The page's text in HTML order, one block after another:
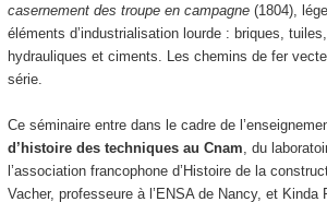
casernement des troupe en campagne(1804),
éléments d’industrialisation lourde : briques,
hydrauliques et ciments. Les chemins de fer
série.
Ce séminaire entre dans le cadre de
d’histoire des techniques au Cnam , du
l’association francophone d’Histoire de la
Vacher, professeure à l’ENSA de Nancy, et Kinda